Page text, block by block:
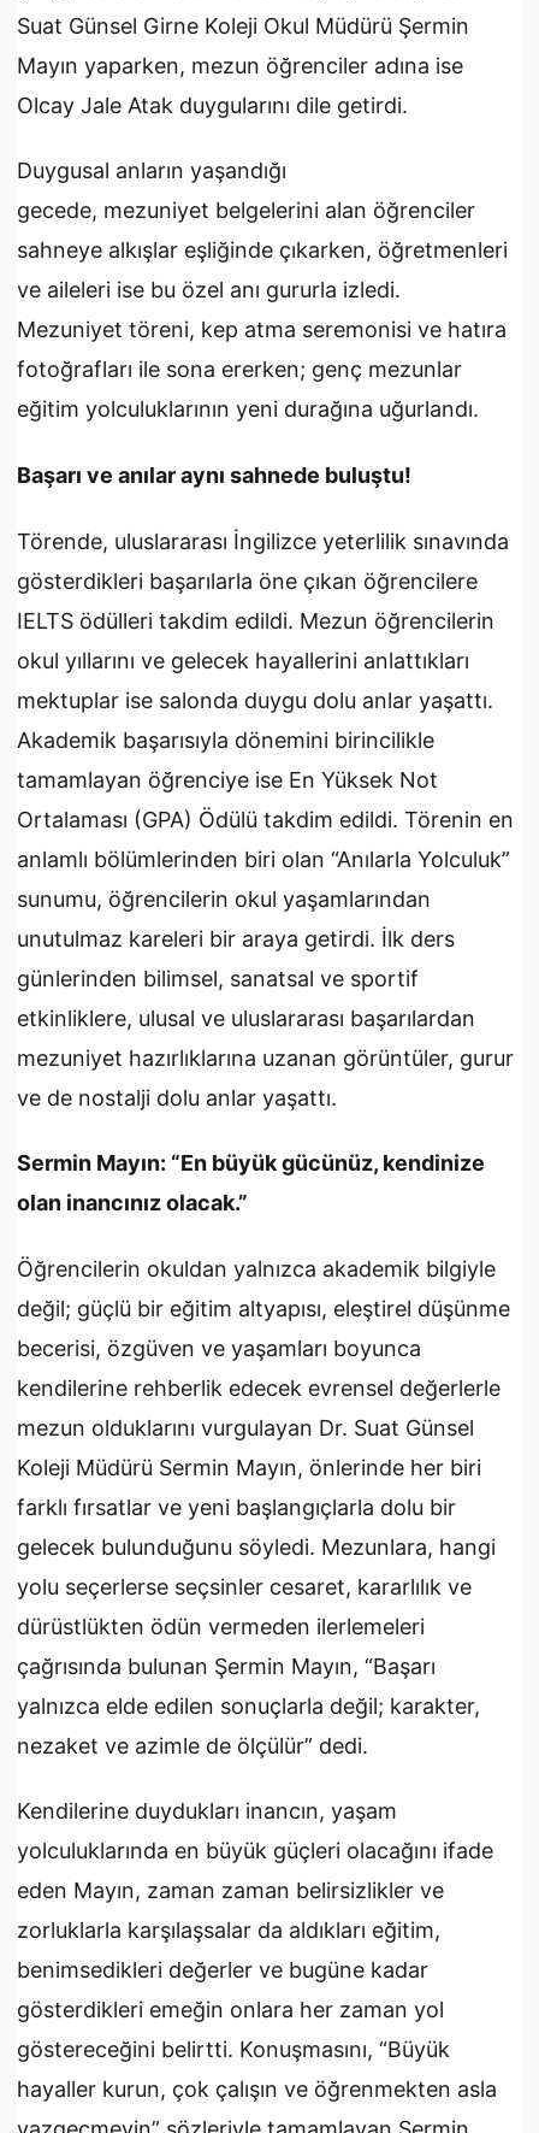
Suat Günsel Girne Koleji Okul Müdürü Şermin
Mayın yaparken, mezun öğrenciler adına ise
Olcay Jale Atak duygularını dile getirdi.
Duygusal anların yaşandığı
gecede, mezuniyet belgelerini alan öğrenciler
sahneye alkışlar eşliğinde çıkarken, öğretmenleri
ve aileleri ise bu özel anı gururla izledi.
Mezuniyet töreni, kep atma seremonisi ve hatıra
fotoğrafları ile sona ererken; genç mezunlar
eğitim yolculuklarının yeni durağına uğurlandı.
Başarı ve anılar aynı sahnede buluştu!
Törende, uluslararası İngilizce yeterlilik sınavında
gösterdikleri başarılarla öne çıkan öğrencilere
IELTS ödülleri takdim edildi. Mezun öğrencilerin
okul yıllarını ve gelecek hayallerini anlattıkları
mektuplar ise salonda duygu dolu anlar yaşattı.
Akademik başarısıyla dönemini birincilikle
tamamlayan öğrenciye ise En Yüksek Not
Ortalaması (GPA) Ödülü takdim edildi. Törenin en
anlamlı bölümlerinden biri olan “Anılarla Yolculuk”
sunumu, öğrencilerin okul yaşamlarından
unutulmaz kareleri bir araya getirdi. İlk ders
günlerinden bilimsel, sanatsal ve sportif
etkinliklere, ulusal ve uluslararası başarılardan
mezuniyet hazırlıklarına uzanan görüntüler, gurur
ve de nostalji dolu anlar yaşattı.
Sermin Mayın: “En büyük gücünüz, kendinize
olan inancınız olacak.”
Öğrencilerin okuldan yalnızca akademik bilgiyle
değil; güçlü bir eğitim altyapısı, eleştirel düşünme
becerisi, özgüven ve yaşamları boyunca
kendilerine rehberlik edecek evrensel değerlerle
mezun olduklarını vurgulayan Dr. Suat Günsel
Koleji Müdürü Sermin Mayın, önlerinde her biri
farklı fırsatlar ve yeni başlangıçlarla dolu bir
gelecek bulunduğunu söyledi. Mezunlara, hangi
yolu seçerlerse seçsinler cesaret, kararlılık ve
dürüstlükten ödün vermeden ilerlemeleri
çağrısında bulunan Şermin Mayın, “Başarı
yalnızca elde edilen sonuçlarla değil; karakter,
nezaket ve azimle de ölçülür” dedi.
Kendilerine duydukları inancın, yaşam
yolculuklarında en büyük güçleri olacağını ifade
eden Mayın, zaman zaman belirsizlikler ve
zorluklarla karşılaşsalar da aldıkları eğitim,
benimsedikleri değerler ve bugüne kadar
gösterdikleri emeğin onlara her zaman yol
göstereceğini belirtti. Konuşmasını, “Büyük
hayaller kurun, çok çalışın ve öğrenmekten asla